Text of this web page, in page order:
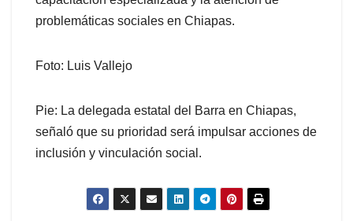
problemáticas sociales en Chiapas.
Foto: Luis Vallejo
Pie: La delegada estatal del Barra en Chiapas,
señaló que su prioridad será impulsar acciones de
inclusión y vinculación social.